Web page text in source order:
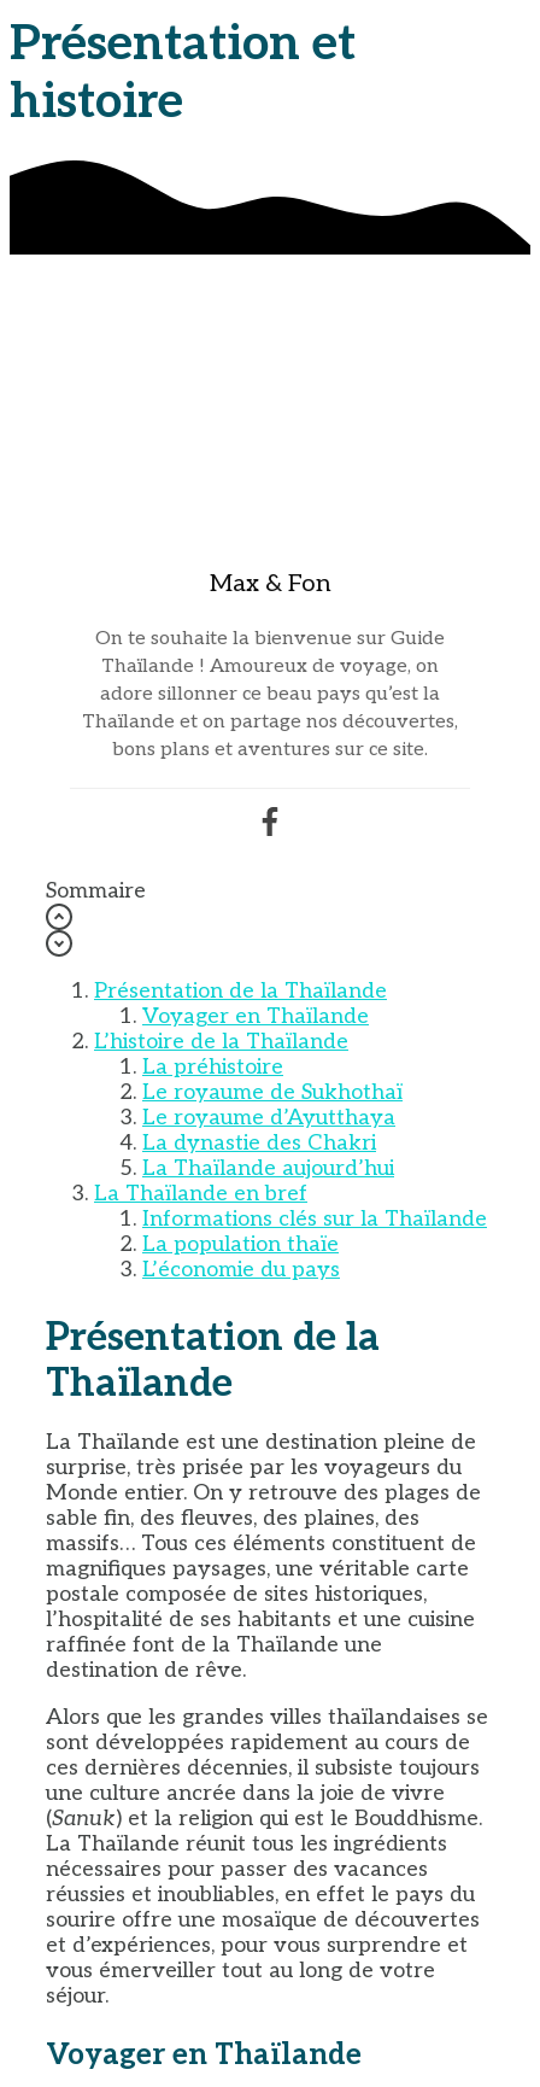
Présentation et
histoire
Max & Fon
On te souhaite la bienvenue sur Guide
Thaïlande ! Amoureux de voyage, on
adore sillonner ce beau pays qu’est la
Thaïlande et on partage nos découvertes,
bons plans et aventures sur ce site.
Sommaire
Présentation de la Thaïlande
Voyager en Thaïlande
L’histoire de la Thaïlande
La préhistoire
Le royaume de Sukhothaï
Le royaume d’Ayutthaya
La dynastie des Chakri
La Thaïlande aujourd’hui
La Thaïlande en bref
Informations clés sur la Thaïlande
La population thaïe
L’économie du pays
Présentation de la
Thaïlande
La Thaïlande est une destination pleine de
surprise, très prisée par les voyageurs du
Monde entier. On y retrouve des plages de
sable fin, des fleuves, des plaines, des
massifs… Tous ces éléments constituent de
magnifiques paysages, une véritable carte
postale composée de sites historiques,
l’hospitalité de ses habitants et une cuisine
raffinée font de la Thaïlande une
destination de rêve.
Alors que les grandes villes thaïlandaises se
sont développées rapidement au cours de
ces dernières décennies, il subsiste toujours
une culture ancrée dans la joie de vivre
(Sanuk) et la religion qui est le Bouddhisme.
La Thaïlande réunit tous les ingrédients
nécessaires pour passer des vacances
réussies et inoubliables, en effet le pays du
sourire offre une mosaïque de découvertes
et d’expériences, pour vous surprendre et
vous émerveiller tout au long de votre
séjour.
Voyager en Thaïlande